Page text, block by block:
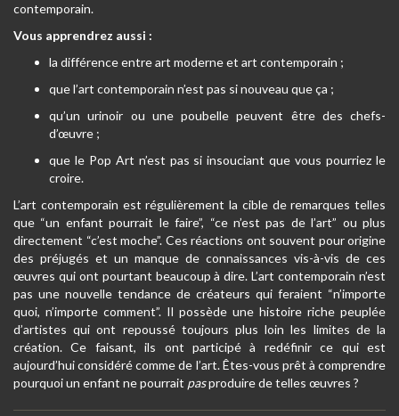
contemporain.
Vous apprendrez aussi :
la différence entre art moderne et art contemporain ;
que l’art contemporain n’est pas si nouveau que ça ;
qu’un urinoir ou une poubelle peuvent être des chefs-
d’œuvre ;
que le Pop Art n’est pas si insouciant que vous pourriez le
croire.
L’art contemporain est régulièrement la cible de remarques telles
que “un enfant pourrait le faire”, “ce n’est pas de l’art” ou plus
directement “c’est moche”. Ces réactions ont souvent pour origine
des préjugés et un manque de connaissances vis-à-vis de ces
œuvres qui ont pourtant beaucoup à dire. L’art contemporain n’est
pas une nouvelle tendance de créateurs qui feraient “n’importe
quoi, n’importe comment”. Il possède une histoire riche peuplée
d’artistes qui ont repoussé toujours plus loin les limites de la
création. Ce faisant, ils ont participé à redéfinir ce qui est
aujourd’hui considéré comme de l’art. Êtes-vous prêt à comprendre
pourquoi un enfant ne pourrait pasproduire de telles œuvres ?